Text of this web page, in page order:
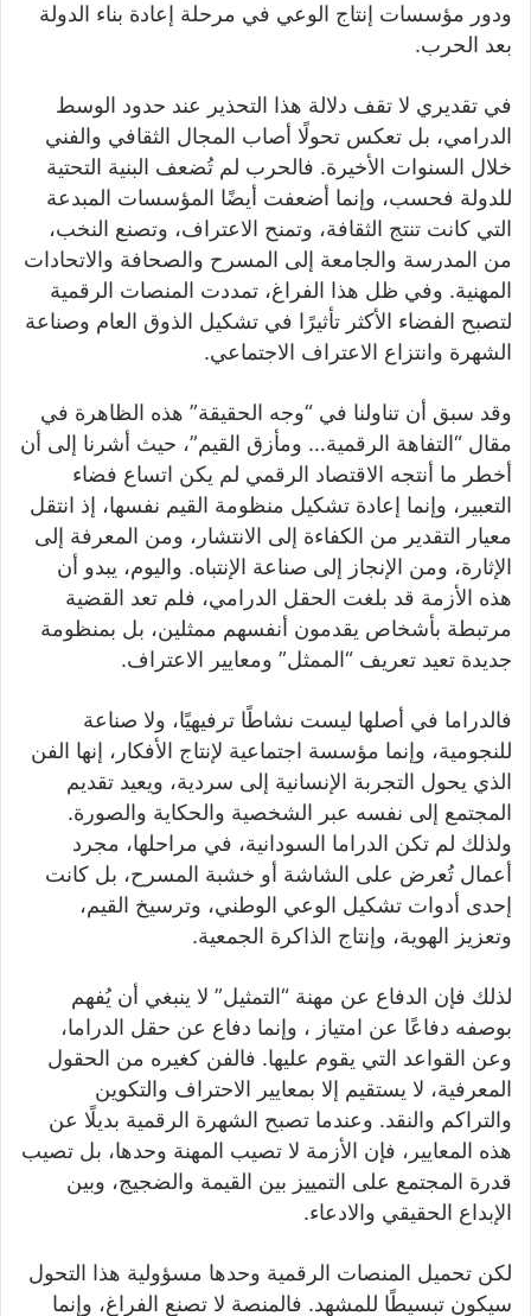
ودور مؤسسات إنتاج الوعي في مرحلة إعادة بناء الدولة
بعد الحرب.
في تقديري لا تقف دلالة هذا التحذير عند حدود الوسط
الدرامي، بل تعكس تحولًا أصاب المجال الثقافي والفني
خلال السنوات الأخيرة. فالحرب لم تُضعف البنية التحتية
للدولة فحسب، وإنما أضعفت أيضًا المؤسسات المبدعة
التي كانت تنتج الثقافة، وتمنح الاعتراف، وتصنع النخب،
من المدرسة والجامعة إلى المسرح والصحافة والاتحادات
المهنية. وفي ظل هذا الفراغ، تمددت المنصات الرقمية
لتصبح الفضاء الأكثر تأثيرًا في تشكيل الذوق العام وصناعة
الشهرة وانتزاع الاعتراف الاجتماعي.
وقد سبق أن تناولنا في “وجه الحقيقة” هذه الظاهرة في
مقال “التفاهة الرقمية… ومأزق القيم”، حيث أشرنا إلى أن
أخطر ما أنتجه الاقتصاد الرقمي لم يكن اتساع فضاء
التعبير، وإنما إعادة تشكيل منظومة القيم نفسها، إذ انتقل
معيار التقدير من الكفاءة إلى الانتشار، ومن المعرفة إلى
الإثارة، ومن الإنجاز إلى صناعة الإنتباه. واليوم، يبدو أن
هذه الأزمة قد بلغت الحقل الدرامي، فلم تعد القضية
مرتبطة بأشخاص يقدمون أنفسهم ممثلين، بل بمنظومة
جديدة تعيد تعريف “الممثل” ومعايير الاعتراف.
فالدراما في أصلها ليست نشاطًا ترفيهيًا، ولا صناعة
للنجومية، وإنما مؤسسة اجتماعية لإنتاج الأفكار، إنها الفن
الذي يحول التجربة الإنسانية إلى سردية، ويعيد تقديم
المجتمع إلى نفسه عبر الشخصية والحكاية والصورة.
ولذلك لم تكن الدراما السودانية، في مراحلها، مجرد
أعمال تُعرض على الشاشة أو خشبة المسرح، بل كانت
إحدى أدوات تشكيل الوعي الوطني، وترسيخ القيم،
وتعزيز الهوية، وإنتاج الذاكرة الجمعية.
لذلك فإن الدفاع عن مهنة “التمثيل” لا ينبغي أن يُفهم
بوصفه دفاعًا عن امتياز ، وإنما دفاع عن حقل الدراما،
وعن القواعد التي يقوم عليها. فالفن كغيره من الحقول
المعرفية، لا يستقيم إلا بمعايير الاحتراف والتكوين
والتراكم والنقد. وعندما تصبح الشهرة الرقمية بديلًا عن
هذه المعايير، فإن الأزمة لا تصيب المهنة وحدها، بل تصيب
قدرة المجتمع على التمييز بين القيمة والضجيج، وبين
الإبداع الحقيقي والادعاء.
لكن تحميل المنصات الرقمية وحدها مسؤولية هذا التحول
سيكون تبسيطًا للمشهد. فالمنصة لا تصنع الفراغ، وإنما